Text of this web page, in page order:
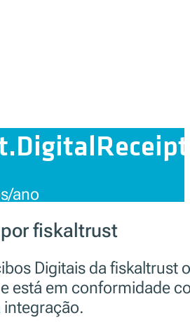
on Instagram
ano
fiskaltrust
Digitais da
está em conformidade
integração.